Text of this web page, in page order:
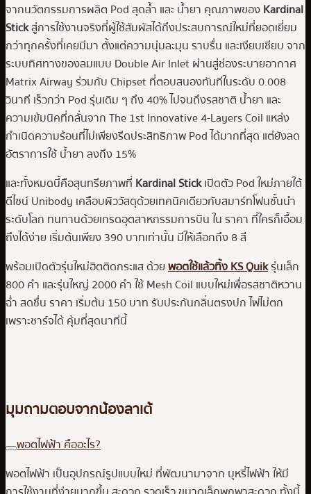
จากนวัตกรรมการผลิต Pod สุดล้ำ และ น้ำยา คุณภาพของKardinal
Stickสู่การใช้งานจริงที่ผู้ใช้สัมผัสได้ถึงประสบการณ์ใหม่ที่ยอดเยี่ยม
กว่าทุกครั้งที่เคยมีมา ตั้งแต่ความนุ่มละมุน ราบรื่น และเงียบเชียบ จาก
ระบบทิศทางของลมแบบ Double Air Inlet ผ่านสู่ช่องระบายอากาศ
Matrix Airway ร่วมกับ Chipset ที่ตอบสนองทันทีในระดับ 0.008
วินาที เร็วกว่า Pod รุ่นเดิม ๆ ถึง 40% ไปจนถึงรสชาติ น้ำยา และ
ความเข้มนิคที่กลั่นจาก The 1st Innovative 4-Layers Coil แหล่ง
กำเนิดความร้อนที่ไม่เพียงรีดประสิทธิภาพ Pod ได้มากที่สุด แต่ยังลด
อัตราการใช้ น้ำยา ลงถึง 15%
และทั้งหมดนี้คือสุนทรียภาพที่ Kardinal Stickเปิดตัว Pod ใหม่ภายใต้
ดีไซน์ Unibody เคลือบผิววัสดุด้วยเทคนิคเดียวกับสมาร์ทโฟนชั้นนำ
ระดับโลก ทนทานด้วยเกรดอุตสาหกรรมการบิน ใน ราคา ที่ใครก็เอื้อม
ถึงได้ง่าย เริ่มต้นเพียง 390 บาทเท่านั้น มีให้เลือกถึง 8 สี
พร้อมเปิดตัวรุ่นใหม่ฮิตติดกระแส ด้วยพอตใช้แล้วทิ้ง KS Quikรุ่นเล็ก
800 คำ และรุ่นใหญ่ 2000 คำ ใช้ Mesh Coil แบบใหม่เพื่อรสชาติหวาน
ฉ่ำ สดชื่น ราคา เริ่มต้น 150 บาท รับประกันกลิ่นตรงปก ไฟไม่ตก
เพราะชาร์จได้ คุ้มที่สุดนาทีนี้
มุมถามตอบจากน้องลาเต้
พอตไฟฟ้า คืออะไร?
พอตไฟฟ้า เป็นอุปกรณ์รูปแบบใหม่ ที่พัฒนามาจาก บุหรี่ไฟฟ้า ให้มี